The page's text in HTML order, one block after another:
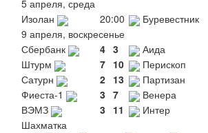
5 апреля, среда
Изолан
20:00
Буревестник
9 апреля, воскресенье
Сбербанк
4 3
Аида
Штурм
7 10
Перископ
Сатурн
2 13
Партизан
Фиеста-1
3 7
Венера
ВЭМЗ
3 11
Интер
Шахматка